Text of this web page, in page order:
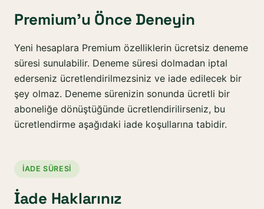
Premium'u Önce Deneyin
Yeni hesaplara Premium özelliklerin ücretsiz deneme
süresi sunulabilir. Deneme süresi dolmadan iptal
ederseniz ücretlendirilmezsiniz ve iade edilecek bir
şey olmaz. Deneme sürenizin sonunda ücretli bir
aboneliğe dönüştüğünde ücretlendirilirseniz, bu
ücretlendirme aşağıdaki iade koşullarına tabidir.
İADE SÜRESI
İade Haklarınız